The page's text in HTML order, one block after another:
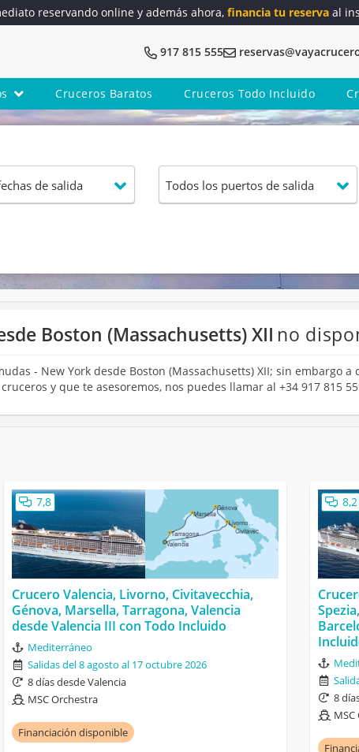
reservando online y además ahora, financia tu reserva al
917 815 555
Cruceros Baratos Cruceros Todo Incluido
Boston (Massachusetts) XII no
- New York desde Boston (Massachusetts) XII; sin embargo
y que te asesoremos, nos puedes llamar al +34 917 815
7,8
Crucero Valencia, Livorno, Civitavecchia,
Génova, Marsella, Tarragona, Valencia
desde Valencia III con Todo Incluido
Mediterráneo
Salidas del 8 agosto al 17 octubre 2026
8 días desde Valencia
MSC Orchestra
Financiación disponible
8,2
8